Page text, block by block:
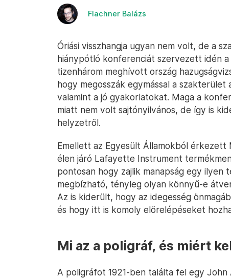
Flachner Balázs
Óriási visszhangja ugyan nem volt, de a
hiánypótló konferenciát szervezett idén
tizenhárom meghívott ország
hogy megosszák egymással a
valamint a jó gyakorlatokat. Maga a
miatt nem volt sajtónyilvános, de így is
helyzetről.
Emellett az Egyesült Államokból
élen járó Lafayette Instrument
pontosan hogy zajlik manapság egy ilyen
megbízható, tényleg olyan könnyű-e
Az is kiderült, hogy az idegesség
és hogy itt is komoly előrelépéseket
Mi az a poligráf, és miért
A poligráfot 1921-ben találta fel egy John